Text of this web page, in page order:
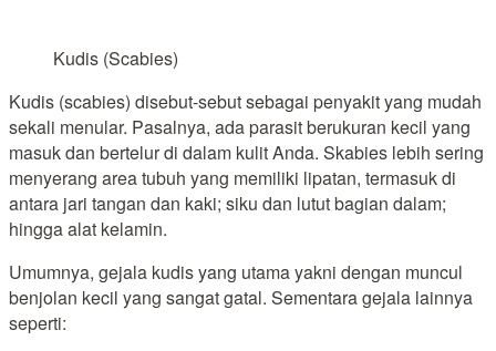
Kudis (Scabies)
Kudis (scabies) disebut-sebut sebagai penyakit yang mudah
sekali menular. Pasalnya, ada parasit berukuran kecil yang
masuk dan bertelur di dalam kulit Anda. Skabies lebih sering
menyerang area tubuh yang memiliki lipatan, termasuk di
antara jari tangan dan kaki; siku dan lutut bagian dalam;
hingga alat kelamin.
Umumnya, gejala kudis yang utama yakni dengan muncul
benjolan kecil yang sangat gatal. Sementara gejala lainnya
seperti: